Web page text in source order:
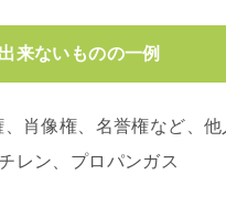
来ないものの一例
肖像権、名誉権など、
レン、プロパンガス